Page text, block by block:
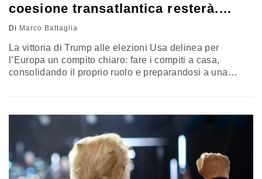
coesione transatlantica resterà.
Parla Talò
Di Marco Battaglia
La vittoria di Trump alle elezioni Usa delinea per
l’Europa un compito chiaro: fare i compiti a casa,
consolidando il proprio ruolo e preparandosi a una
devono prepararsi ad assumere un ruolo più deciso.
L’intervista all’ambasciatore Francesco M. Talò